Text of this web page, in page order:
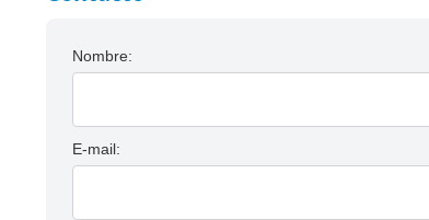
Nombre:
E-mail: